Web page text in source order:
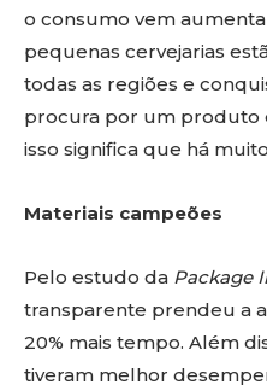
o consumo vem
pequenas cervejarias
todas as regiões e
procura por um produto
isso significa que há
Materiais campeões
Pelo estudo da Package
transparente prendeu a
20% mais tempo. Além
tiveram melhor